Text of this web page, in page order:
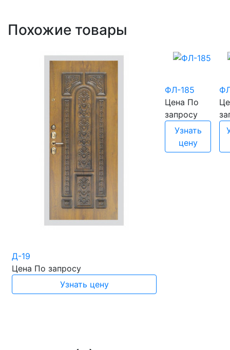
Похожие товары
Д-19
Цена По запросу
Узнать цену
ФЛ-185
Цена По
запросу
Узнать
цену